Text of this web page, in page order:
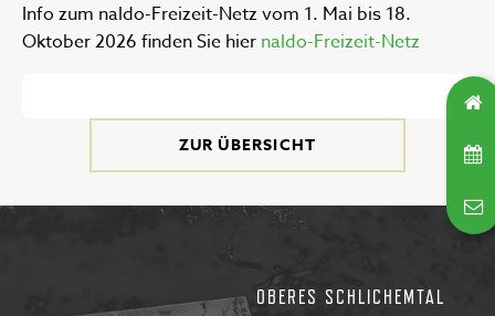
Info zum naldo-Freizeit-Netz vom 1. Mai bis 18.
Oktober 2026 finden Sie hier naldo-Freizeit-Netz
ZUR ÜBERSICHT
OBERES SCHLICHEMTAL